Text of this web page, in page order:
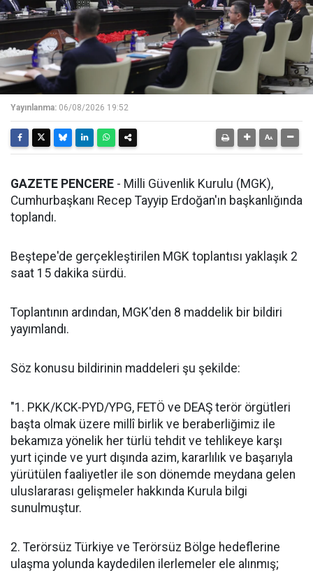
Yayınlanma: 06/08/2026 19:52
GAZETE PENCERE - Milli Güvenlik Kurulu (MGK),
Cumhurbaşkanı Recep Tayyip Erdoğan'ın başkanlığında
toplandı.
Beştepe'de gerçekleştirilen MGK toplantısı yaklaşık 2
saat 15 dakika sürdü.
Toplantının ardından, MGK'den 8 maddelik bir bildiri
yayımlandı.
Söz konusu bildirinin maddeleri şu şekilde:
"1. PKK/KCK-PYD/YPG, FETÖ ve DEAŞ terör örgütleri
başta olmak üzere millî birlik ve beraberliğimiz ile
bekamıza yönelik her türlü tehdit ve tehlikeye karşı
yurt içinde ve yurt dışında azim, kararlılık ve başarıyla
yürütülen faaliyetler ile son dönemde meydana gelen
uluslararası gelişmeler hakkında Kurula bilgi
sunulmuştur.
2. Terörsüz Türkiye ve Terörsüz Bölge hedeflerine
ulaşma yolunda kaydedilen ilerlemeler ele alınmış;